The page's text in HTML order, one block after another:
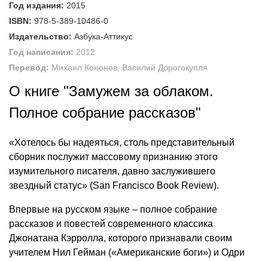
Год издания: 2015
ISBN: 978-5-389-10486-0
Издательство: Азбука-Аттикус
Год написания: 2012
Перевод: Михаил Кононов, Василий Дорогокупля
О книге "Замужем за облаком.
Полное собрание рассказов"
«Хотелось бы надеяться, столь представительный
сборник послужит массовому признанию этого
изумительного писателя, давно заслужившего
звездный статус» (San Francisco Book Review).
Впервые на русском языке – полное собрание
рассказов и повестей современного классика
Джонатана Кэрролла, которого признавали своим
учителем Нил Гейман («Американские боги») и Одри